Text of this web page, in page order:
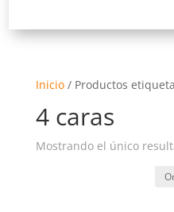
Inicio/ Productos
4 caras
Mostrando el único